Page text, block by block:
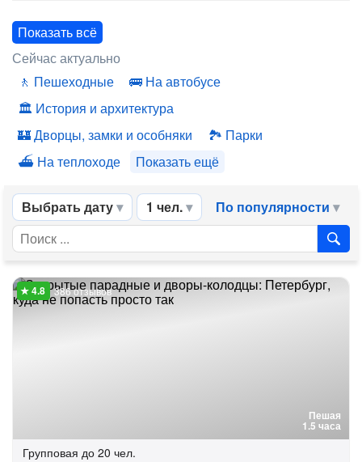
Показать всё
Сейчас актуально
Пешеходные
На автобусе
История и архитектура
Дворцы, замки и особняки
Парки
На теплоходе
Показать ещё
Выбрать дату 1 чел. По популярности
Пешая
1.5 часа
386 отзывов
Групповая до 20 чел.